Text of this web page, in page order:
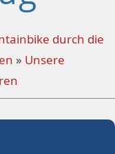
durch die
» Unsere